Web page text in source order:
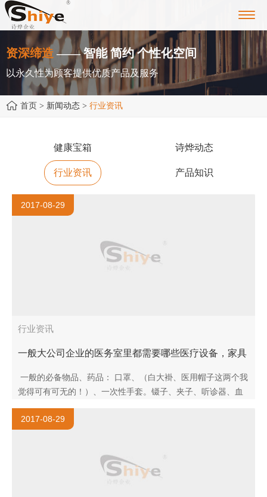
资深缔造 —— 智能 简约 个性化空间
以永久性为顾客提供优质产品及服务
首页 > 新闻动态 > 行业资讯
健康宝箱 诗烨动态
行业资讯 产品知识
2017-08-29
行业资讯
一般大公司企业的医务室里都需要哪些医疗设备，家具
一般的必备物品、药品： 口罩、（白大褂、医用帽子这两个我
觉得可有可无的！）、一次性手套。镊子、夹子、听诊器、血
压计、止血钳、体温计、紫外线灯，84消毒液，酒精、脱脂
棉、纱布绷带..
2017-08-29